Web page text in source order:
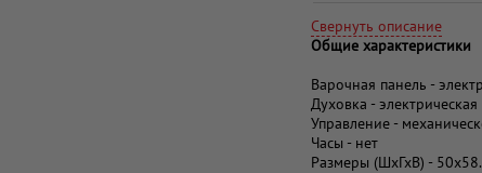
Свернуть описание
Общие характеристики
Варочная панель -
Духовка - электрическая
Управление -
Часы - нет
Размеры (ШхГхВ) -